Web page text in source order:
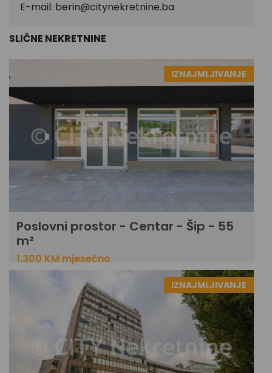
E-mail: berin@citynekretnine.ba
SLIČNE NEKRETNINE
IZNAJMLJIVANJE
Poslovni prostor - Centar - Šip - 55
m²
1.300 KM mjesečno
IZNAJMLJIVANJE